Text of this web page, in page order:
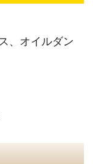
、オイルダン